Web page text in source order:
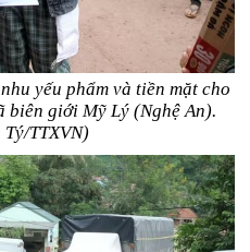
yếu phẩm và tiền mặt cho
biên giới Mỹ Lý (Nghệ An).
TTXVN)